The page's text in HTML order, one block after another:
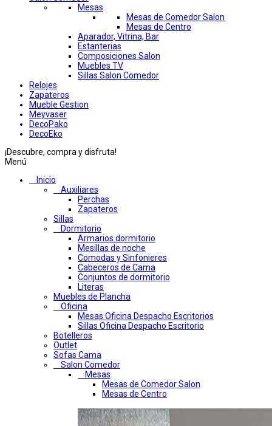
Mesas
Mesas de Comedor Salon
Mesas de Centro
Aparador, Vitrina, Bar
Estanterias
Composiciones Salon
Muebles TV
Sillas Salon Comedor
Relojes
Zapateros
Mueble Gestion
Meyvaser
DecoPako
DecoEko
¡Descubre, compra y disfruta!
Menú
Inicio
Auxiliares
Perchas
Zapateros
Sillas
Dormitorio
Armarios dormitorio
Mesillas de noche
Comodas y Sinfonieres
Cabeceros de Cama
Conjuntos de dormitorio
Literas
Muebles de Plancha
Oficina
Mesas Oficina Despacho Escritorios
Sillas Oficina Despacho Escritorio
Botelleros
Outlet
Sofas Cama
Salon Comedor
Mesas
Mesas de Comedor Salon
Mesas de Centro